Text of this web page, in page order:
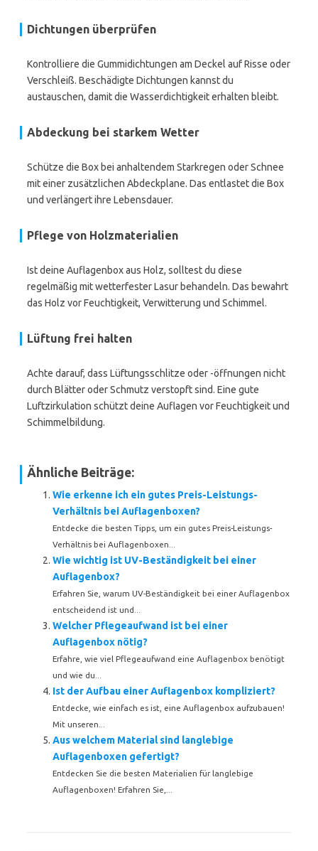
Dichtungen überprüfen
Kontrolliere die Gummidichtungen am Deckel auf Risse oder
Verschleiß. Beschädigte Dichtungen kannst du
austauschen, damit die Wasserdichtigkeit erhalten bleibt.
Abdeckung bei starkem Wetter
Schütze die Box bei anhaltendem Starkregen oder Schnee
mit einer zusätzlichen Abdeckplane. Das entlastet die Box
und verlängert ihre Lebensdauer.
Pflege von Holzmaterialien
Ist deine Auflagenbox aus Holz, solltest du diese
regelmäßig mit wetterfester Lasur behandeln. Das bewahrt
das Holz vor Feuchtigkeit, Verwitterung und Schimmel.
Lüftung frei halten
Achte darauf, dass Lüftungsschlitze oder -öffnungen nicht
durch Blätter oder Schmutz verstopft sind. Eine gute
Luftzirkulation schützt deine Auflagen vor Feuchtigkeit und
Schimmelbildung.
Ähnliche Beiträge:
Wie erkenne ich ein gutes Preis-Leistungs-
Verhältnis bei Auflagenboxen?
Entdecke die besten Tipps, um ein gutes Preis-Leistungs-
Verhältnis bei Auflagenboxen...
Wie wichtig ist UV-Beständigkeit bei einer
Auflagenbox?
Erfahren Sie, warum UV-Beständigkeit bei einer Auflagenbox
entscheidend ist und...
Welcher Pflegeaufwand ist bei einer
Auflagenbox nötig?
Erfahre, wie viel Pflegeaufwand eine Auflagenbox benötigt
und wie du...
Ist der Aufbau einer Auflagenbox kompliziert?
Entdecke, wie einfach es ist, eine Auflagenbox aufzubauen!
Mit unseren...
Aus welchem Material sind langlebige
Auflagenboxen gefertigt?
Entdecken Sie die besten Materialien für langlebige
Auflagenboxen! Erfahren Sie,...